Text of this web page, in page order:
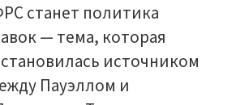
станет политика
— тема, которая
источником
Пауэллом и